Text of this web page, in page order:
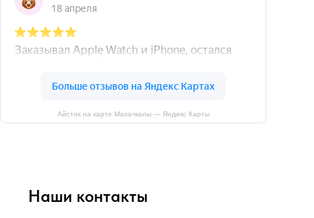
Айсток на карте Махачкалы — Яндекс Карты
Наши контакты